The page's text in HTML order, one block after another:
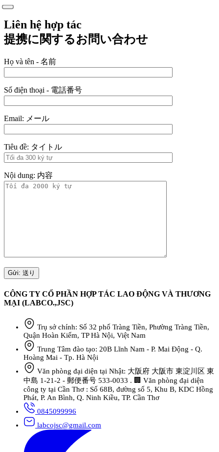
Liên hệ hợp tác
提携に関するお問い合わせ
Họ và tên - 名前
Số điện thoại - 電話番号
Email: メール
Tiêu đề: タイトル
Nội dung: 内容
CÔNG TY CỔ PHẦN HỢP TÁC LAO ĐỘNG VÀ THƯƠNG
MẠI (LABCO.,JSC)
Trụ sở chính: Số 32 phố Tràng Tiền, Phường Tràng Tiền,
Quận Hoàn Kiếm, TP Hà Nội, Việt Nam
Trung Tâm đào tạo: 20B Lĩnh Nam - P. Mai Động - Q.
Hoàng Mai - Tp. Hà Nội
Văn phòng đại diện tại Nhật: 大阪府 大阪市 東淀川区 東
中島 1-21-2 - 郵便番号 533-0033 . 🏢 Văn phòng đại diện
công ty tại Cần Thơ : Số 68B, đường số 5, Khu B, KDC Hồng
Phát, P. An Bình, Q. Ninh Kiều, TP. Cần Thơ
0845099996
labcojsc@gmail.com